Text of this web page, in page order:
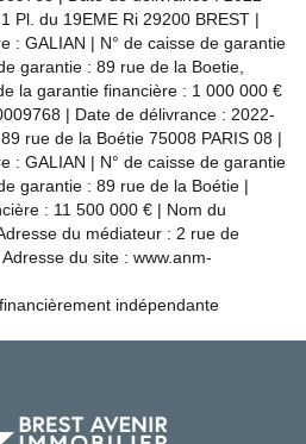
Pl. du 19EME Ri 29200 BREST |
: GALIAN | N° de caisse de garantie
garantie : 89 rue de la Boetie,
la garantie financière : 1 000 000 €
| Date de délivrance : 2022-
rue de la Boétie 75008 PARIS 08 |
: GALIAN | N° de caisse de garantie
garantie : 89 rue de la Boétie |
: 11 500 000 € | Nom du
du médiateur : 2 rue de
du site : www.anm-
indépendante